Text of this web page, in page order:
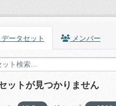
ータセット メンバー
ットが見つかりません